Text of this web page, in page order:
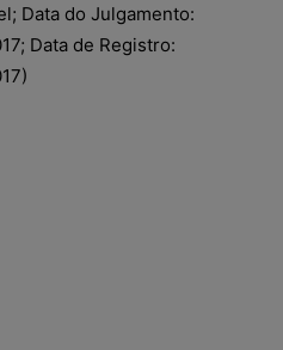
Data do Julgamento:
Data de Registro: